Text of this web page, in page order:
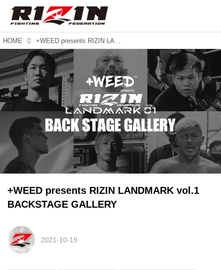
HOME +WEED presents RIZIN LANDMARK vol.1 BACKSTAGE GALLERY
+WEED presents RIZIN LANDMARK vol.1
BACKSTAGE GALLERY
2021-10-19